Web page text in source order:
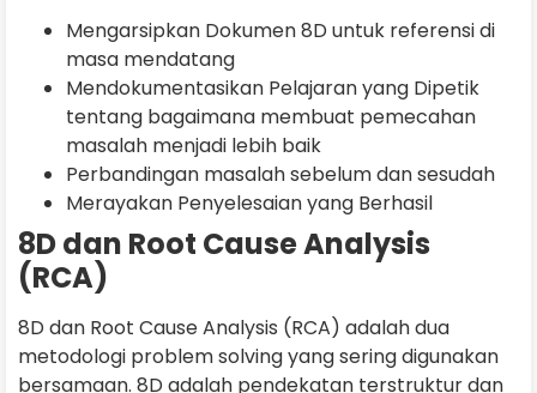
Mengarsipkan Dokumen 8D untuk referensi di
masa mendatang
Mendokumentasikan Pelajaran yang Dipetik
tentang bagaimana membuat pemecahan
masalah menjadi lebih baik
Perbandingan masalah sebelum dan sesudah
Merayakan Penyelesaian yang Berhasil
8D dan Root Cause Analysis
(RCA)
8D dan Root Cause Analysis (RCA) adalah dua
metodologi problem solving yang sering digunakan
bersamaan. 8D adalah pendekatan terstruktur dan